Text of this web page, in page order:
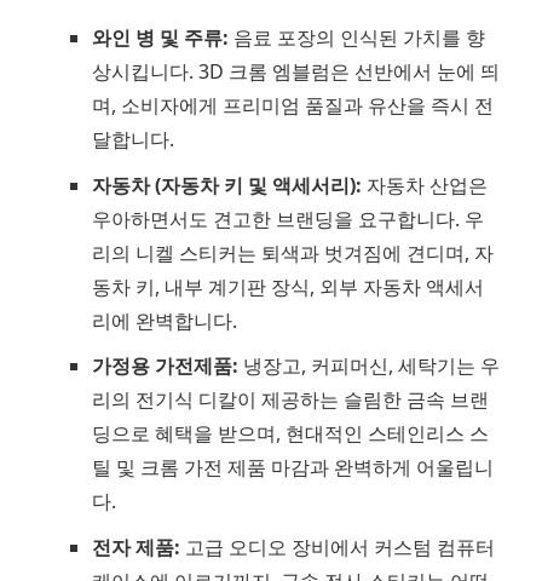
와인 병 및 주류: 음료 포장의 인식된 가치를 향
상시킵니다. 3D 크롬 엠블럼은 선반에서 눈에 띄
며, 소비자에게 프리미엄 품질과 유산을 즉시 전
달합니다.
자동차 (자동차 키 및 액세서리): 자동차 산업은
우아하면서도 견고한 브랜딩을 요구합니다. 우
리의 니켈 스티커는 퇴색과 벗겨짐에 견디며, 자
동차 키, 내부 계기판 장식, 외부 자동차 액세서
리에 완벽합니다.
가정용 가전제품: 냉장고, 커피머신, 세탁기는 우
리의 전기식 디칼이 제공하는 슬림한 금속 브랜
딩으로 혜택을 받으며, 현대적인 스테인리스 스
틸 및 크롬 가전 제품 마감과 완벽하게 어울립니
다.
전자 제품: 고급 오디오 장비에서 커스텀 컴퓨터